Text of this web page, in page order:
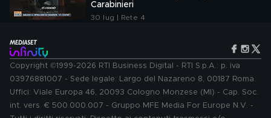
Carabinieri
30 lug | Rete 4
Copyright ©1999-2026 RTI Business Digital - RTI S.p.A.: p. iva
03976881007 - Sede legale: Largo del Nazareno 8, 00187 Roma.
Uffici: Viale Europa 46, 20093 Cologno Monzese (MI) - Cap. Soc.
int. vers. € 500.000.007 - Gruppo MFE Media For Europe N.V. -